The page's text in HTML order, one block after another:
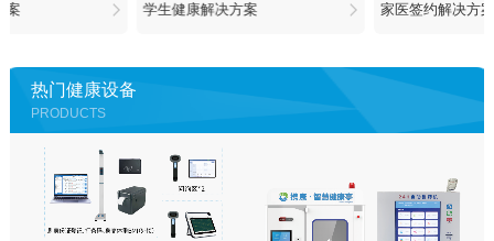
医养解决方案 慢病管理解决方案 学生
热门健康设备
PRODUCTS